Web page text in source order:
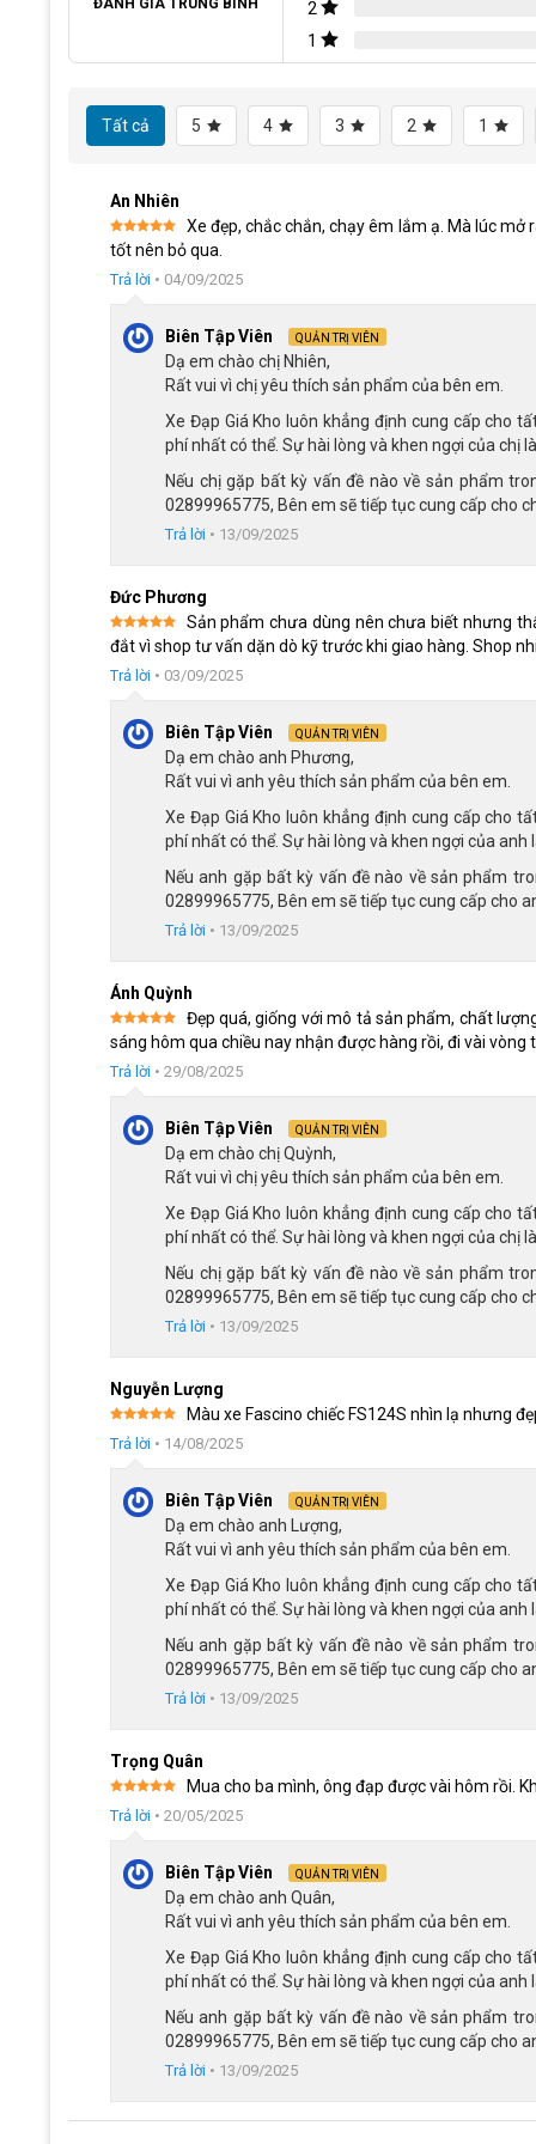
Thiết kế khung xe và ghi đông bằng hợp kim th
Khung xe được làm từ hợp kim thép, tạo sự cứng cáp và
đổi màu, mà còn giúp hạn chế sự ăn mòn và han gỉ theo
Ghi đông Xe Đạp Địa Hình MTB Fascino FS124S làm từ
xe được bọc lớp đệm cao su, giúp ngăn ngừa trơn trượt
quãng đường dài.
Hệ thống phanh đĩa và phuộc xe
Xe Đạp Địa Hình MTB Fascino FS124S trang bị hệ thống
phanh mạnh mẽ, đặc biệt quan trọng khi cần dừng gấp
Phuộc lò xo hợp kim thép giúp xe giảm sóc hiệu quả,
mang lại trải nghiệm lái mượt mà và thoải mái hơn.
Xem thêm: Một số mẫuxe đạp địa hình dưới
Bộ truyền động đơn giản
Xe Đạp Địa Hình MTB Fascino FS124S trang bị bộ truyền
hợp cho những ai ưu tiên sự đơn giản và trọng lượng nhẹ.
đáng kể trọng lượng tổng thể của xe.
Bộ truyền động đơn
cấp một trải nghiệm lái xe thực dụng và dễ dàng quản lý.
2
Tất cả 5 4 3 2 1
An Nhiên
Được xếp
hạng55
Xe đẹp, chắc chắn, chạy êm lắm ạ. Mà lúc mở
tốt nên bỏ qua.
Trả lời • 04/09/2025
Biên Tập Viên QUẢN TRỊ VIÊN
Dạ em chào chị Nhiên,
Rất vui vì chị yêu thích sản phẩm của bên em.
Xe Đạp Giá Kho luôn khẳng định cung cấp cho
phí nhất có thể. Sự hài lòng và khen ngợi của chị
Nếu chị gặp bất kỳ vấn đề nào về sản phẩm
02899965775, Bên em sẽ tiếp tục cung cấp cho
Trả lời • 13/09/2025
Đức Phương
Được xếp
hạng 55
Sản phẩm chưa dùng nên chưa biết nhưng
đắt vì shop tư vấn dặn dò kỹ trước khi giao hàng. Shop
Trả lời • 03/09/2025
Biên Tập Viên QUẢN TRỊ VIÊN
Dạ em chào anh Phương,
Rất vui vì anh yêu thích sản phẩm của bên em.
Xe Đạp Giá Kho luôn khẳng định cung cấp cho
phí nhất có thể. Sự hài lòng và khen ngợi của anh
Nếu anh gặp bất kỳ vấn đề nào về sản phẩm
02899965775, Bên em sẽ tiếp tục cung cấp cho
Trả lời • 13/09/2025
Ánh Quỳnh
Được xếp
hạng55
Đẹp quá, giống với mô tả sản phẩm, chất
sáng hôm qua chiều nay nhận được hàng rồi, đi vài
Trả lời • 29/08/2025
Biên Tập Viên QUẢN TRỊ VIÊN
Dạ em chào chị Quỳnh,
Rất vui vì chị yêu thích sản phẩm của bên em.
Xe Đạp Giá Kho luôn khẳng định cung cấp cho
phí nhất có thể. Sự hài lòng và khen ngợi của chị
Nếu chị gặp bất kỳ vấn đề nào về sản phẩm
02899965775, Bên em sẽ tiếp tục cung cấp cho
Trả lời • 13/09/2025
Nguyễn Lượng
hạng 55
Màu xe Fascino chiếc FS124S nhìn lạ nhưng
Trả lời • 14/08/2025
Biên Tập Viên QUẢN TRỊ VIÊN
Dạ em chào anh Lượng,
Rất vui vì anh yêu thích sản phẩm của bên em.
Xe Đạp Giá Kho luôn khẳng định cung cấp cho
phí nhất có thể. Sự hài lòng và khen ngợi của anh
Nếu anh gặp bất kỳ vấn đề nào về sản phẩm
02899965775, Bên em sẽ tiếp tục cung cấp cho
Trả lời • 13/09/2025
Trọng Quân
hạng 55
Mua cho ba mình, ông đạp được vài hôm rồi.
Trả lời • 20/05/2025
Biên Tập Viên QUẢN TRỊ VIÊN
Dạ em chào anh Quân,
Rất vui vì anh yêu thích sản phẩm của bên em.
Xe Đạp Giá Kho luôn khẳng định cung cấp cho
phí nhất có thể. Sự hài lòng và khen ngợi của anh
Nếu anh gặp bất kỳ vấn đề nào về sản phẩm
02899965775, Bên em sẽ tiếp tục cung cấp cho
Trả lời • 13/09/2025